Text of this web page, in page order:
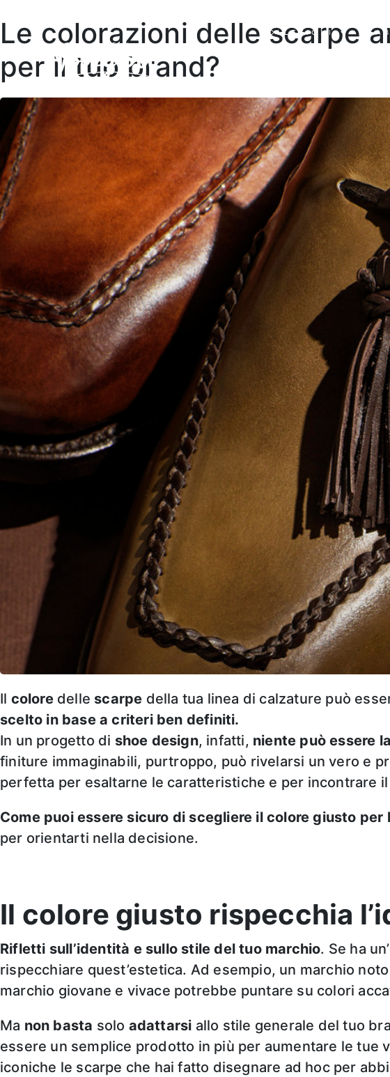
COLLEZIONI
Le colorazioni delle scarpe
per il tuo brand?
Il coloredelle scarpe della tua linea di calzature può
scelto in base a criteri ben definiti.
In un progetto di shoe design, infatti, niente può essere
finiture immaginabili, purtroppo, può rivelarsi un vero e
perfetta per esaltarne le caratteristiche e per incontrare
Come puoi essere sicuro di scegliere il colore giusto
per orientarti nella decisione.
Il colore giusto rispecchia
Rifletti sull’identità e sullo stile del tuo marchio. Se ha
rispecchiare quest’estetica. Ad esempio, un marchio
marchio giovane e vivace potrebbe puntare su colori
Ma non basta solo adattarsi allo stile generale del tuo
essere un semplice prodotto in più per aumentare le tue
iconiche le scarpe che hai fatto disegnare ad hoc per